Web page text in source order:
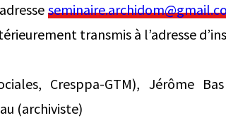
transmis à l’adresse
Cresppa-GTM), Jérôme
(archiviste)